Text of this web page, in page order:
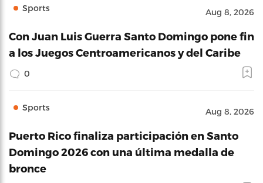
Sports Aug 8, 2026
Con Juan Luis Guerra Santo Domingo pone fin
a los Juegos Centroamericanos y del Caribe
0
Sports Aug 8, 2026
Puerto Rico finaliza participación en Santo
Domingo 2026 con una última medalla de
bronce